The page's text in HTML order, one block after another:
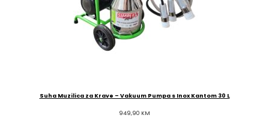
Suha Muzilica za Krave – Vakuum Pumpa s Inox Kantom 30 L
949,90 KM